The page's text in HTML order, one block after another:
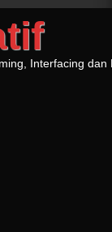
Interfacing dan